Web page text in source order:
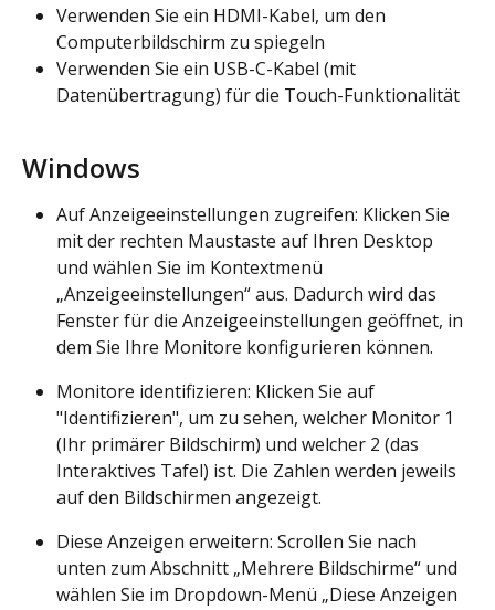
Verwenden Sie ein HDMI-Kabel, um den
Computerbildschirm zu spiegeln
Verwenden Sie ein USB-C-Kabel (mit
Datenübertragung) für die Touch-Funktionalität
Windows
Auf Anzeigeeinstellungen zugreifen: Klicken Sie
mit der rechten Maustaste auf Ihren Desktop
und wählen Sie im Kontextmenü
„Anzeigeeinstellungen“ aus. Dadurch wird das
Fenster für die Anzeigeeinstellungen geöffnet, in
dem Sie Ihre Monitore konfigurieren können.
Monitore identifizieren: Klicken Sie auf
"Identifizieren", um zu sehen, welcher Monitor 1
(Ihr primärer Bildschirm) und welcher 2 (das
Interaktives Tafel) ist. Die Zahlen werden jeweils
auf den Bildschirmen angezeigt.
Diese Anzeigen erweitern: Scrollen Sie nach
unten zum Abschnitt „Mehrere Bildschirme“ und
wählen Sie im Dropdown-Menü „Diese Anzeigen